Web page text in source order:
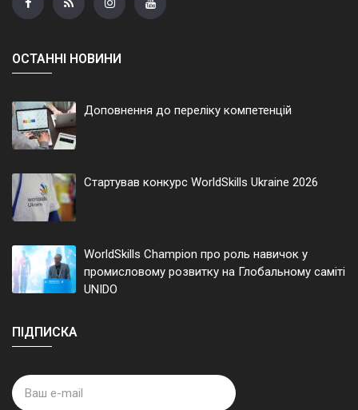
ОСТАННІ НОВИНИ
Доповнення до переліку компетенцій
Стартував конкурс WorldSkills Ukraine 2026
WorldSkills Champion про роль навичок у
промисловому розвитку на Глобальному саміті
UNIDO
ПІДПИСКА